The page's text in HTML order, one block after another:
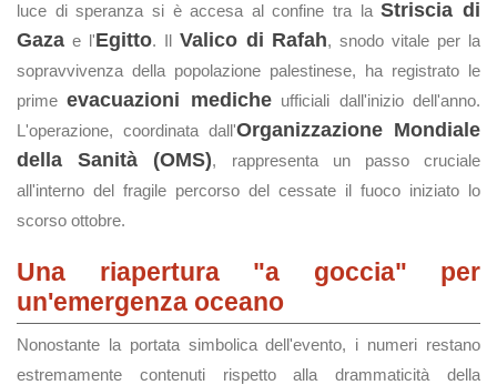
luce di speranza si è accesa al confine tra laStriscia di
Gaza e l'Egitto. Il Valico di Rafah, snodo vitale per la
sopravvivenza della popolazione palestinese, ha registrato le
primeevacuazioni medicheufficiali dall'inizio dell'anno.
L'operazione, coordinata dall'Organizzazione Mondiale
della Sanità (OMS), rappresenta un passo cruciale
all'interno del fragile percorso del cessate il fuoco iniziato lo
scorso ottobre.
Una riapertura "a goccia" per
un'emergenza oceano
Nonostante la portata simbolica dell'evento, i numeri restano
estremamente contenuti rispetto alla drammaticità della